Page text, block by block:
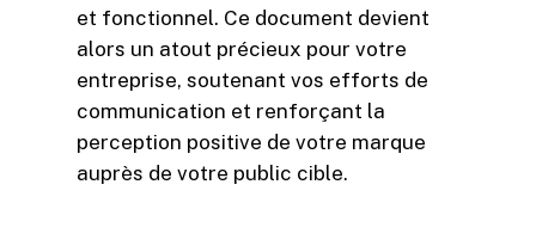
et fonctionnel. Ce document devient
alors un atout précieux pour votre
entreprise, soutenant vos efforts de
communication et renforçant la
perception positive de votre marque
auprès de votre public cible.